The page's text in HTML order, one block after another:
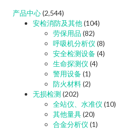
产品中心(2,544)
安检消防及其他(104)
劳保用品 (82)
呼吸机分析仪 (8)
安全检测设备 (4)
生命探测仪 (4)
警用设备 (1)
防火材料(2)
无损检测 (202)
全站仪、水准仪 (10)
其他量具(20)
合金分析仪 (1)